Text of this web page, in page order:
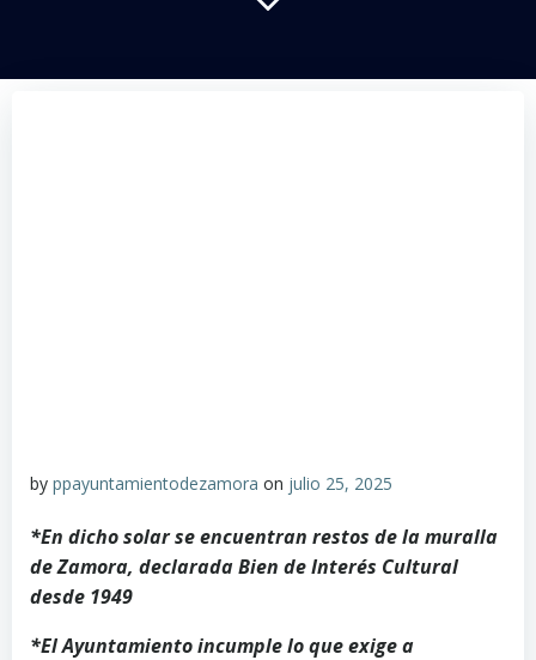
by ppayuntamientodezamora on julio 25, 2025
*En dicho solar se encuentran restos de la muralla
de Zamora, declarada Bien de Interés Cultural
desde 1949
*El Ayuntamiento incumple lo que exige a